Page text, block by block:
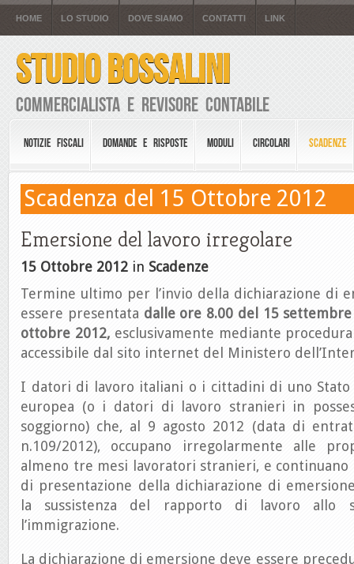
HOME LO STUDIO DOVE SIAMO CONTATTI LINK
STUDIO BOSSALINI
Commercialista e Revisore Contabile
NOTIZIE FISCALI DOMANDE E RISPOSTE MODULI CIRCOLARI SCADENZE
Scadenza del 15 Ottobre 2012
Emersione del lavoro irregolare
15 Ottobre 2012 in Scadenze
Termine ultimo per l’invio della dichiarazione di
essere presentata dalle ore 8.00 del 15
ottobre 2012,esclusivamente mediante
accessibile dal sito internet del Ministero
I datori di lavoro italiani o i cittadini di uno Stato
europea (o i datori di lavoro stranieri in
soggiorno) che, al 9 agosto 2012 (data di
n.109/2012), occupano irregolarmente alle
almeno tre mesi lavoratori stranieri, e continuano
di presentazione della dichiarazione di
la sussistenza del rapporto di lavoro allo
l’immigrazione.
La dichiarazione di emersione deve essere